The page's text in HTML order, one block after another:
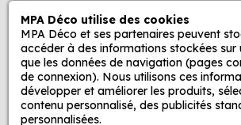
utilisés pour créer une
relaxante dans la salle de bain.
être utilisés pour décorer les
les accessoires de salle de bain.
Pour le salon : nos stickers
pour créer une ambiance
Nos sites
Mon Compte
Aide
MPA Déco utilise des cookies
MPA Déco et ses partenaires peuvent
accéder à des informations stockées sur
que les données de navigation (pages
de connexion). Nous utilisons ces
développer et améliorer les produits,
contenu personnalisé, des publicités
personnalisées.